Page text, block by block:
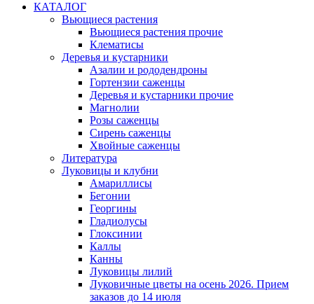
КАТАЛОГ
Вьющиеся растения
Вьющиеся растения прочие
Клематисы
Деревья и кустарники
Азалии и рододендроны
Гортензии саженцы
Деревья и кустарники прочие
Магнолии
Розы саженцы
Сирень саженцы
Хвойные саженцы
Литература
Луковицы и клубни
Амариллисы
Бегонии
Георгины
Гладиолусы
Глоксинии
Каллы
Канны
Луковицы лилий
Луковичные цветы на осень 2026. Прием
заказов до 14 июля